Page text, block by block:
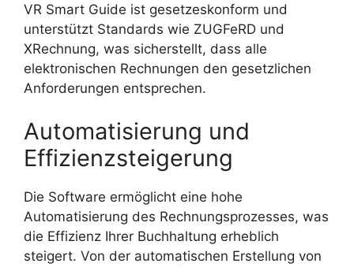
VR Smart Guide ist gesetzeskonform und
unterstützt Standards wie ZUGFeRD und
XRechnung, was sicherstellt, dass alle
elektronischen Rechnungen den gesetzlichen
Anforderungen entsprechen.
Automatisierung und
Effizienzsteigerung
Die Software ermöglicht eine hohe
Automatisierung des Rechnungsprozesses, was
die Effizienz Ihrer Buchhaltung erheblich
steigert. Von der automatischen Erstellung von